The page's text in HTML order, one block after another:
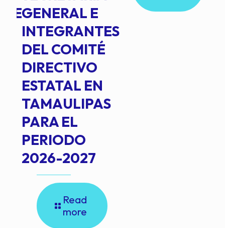
GENERAL E
INTEGRANTES
DEL COMITÉ
DIRECTIVO
ESTATAL EN
TAMAULIPAS
PARA EL
PERIODO
2026-2027
Read
more